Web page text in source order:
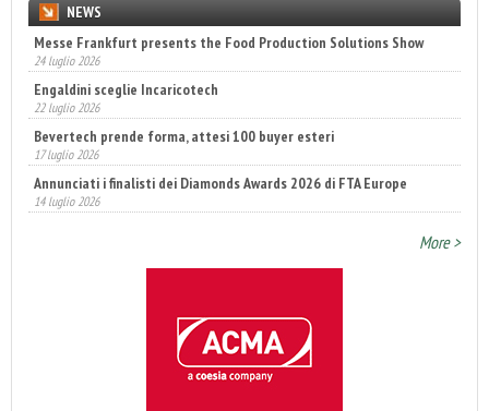
NEWS
Messe Frankfurt presents the Food Production Solutions Show
24 luglio 2026
Engaldini sceglie Incaricotech
22 luglio 2026
Bevertech prende forma, attesi 100 buyer esteri
17 luglio 2026
Annunciati i finalisti dei Diamonds Awards 2026 di FTA Europe
14 luglio 2026
More >